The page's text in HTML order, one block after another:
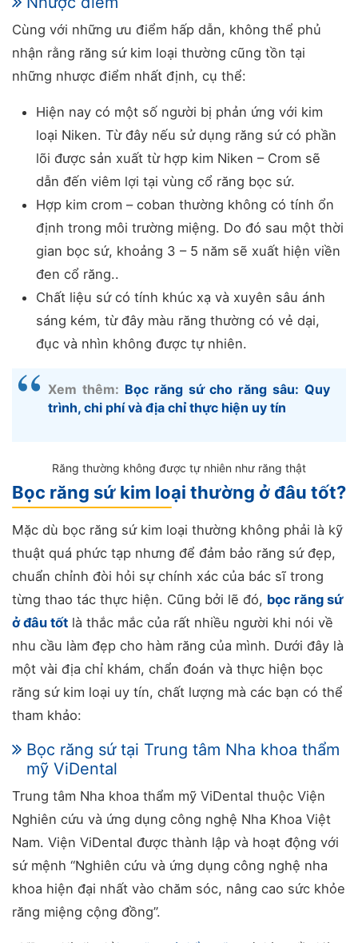
Cùng với những ưu điểm hấp dẫn, không thể phủ
nhận rằng răng sứ kim loại thường cũng tồn tại
những nhược điểm nhất định, cụ thể:
Hiện nay có một số người bị phản ứng với kim
loại Niken. Từ đây nếu sử dụng răng sứ có phần
lõi được sản xuất từ hợp kim Niken – Crom sẽ
dẫn đến viêm lợi tại vùng cổ răng bọc sứ.
Hợp kim crom – coban thường không có tính ổn
định trong môi trường miệng. Do đó sau một thời
gian bọc sứ, khoảng 3 – 5 năm sẽ xuất hiện viền
đen cổ răng..
Chất liệu sứ có tính khúc xạ và xuyên sâu ánh
sáng kém, từ đây màu răng thường có vẻ dại,
đục và nhìn không được tự nhiên.
Xem thêm: Bọc răng sứ cho răng sâu: Quy
trình, chi phí và địa chỉ thực hiện uy tín
Răng thường không được tự nhiên như răng thật
Bọc răng sứ kim loại thường ở đâu tốt?
Mặc dù bọc răng sứ kim loại thường không phải là kỹ
thuật quá phức tạp nhưng để đảm bảo răng sứ đẹp,
chuẩn chỉnh đòi hỏi sự chính xác của bác sĩ trong
từng thao tác thực hiện. Cũng bởi lẽ đó, bọc răng sứ
ở đâu tốt là thắc mắc của rất nhiều người khi nói về
nhu cầu làm đẹp cho hàm răng của mình. Dưới đây là
một vài địa chỉ khám, chẩn đoán và thực hiện bọc
răng sứ kim loại uy tín, chất lượng mà các bạn có thể
tham khảo:
Bọc răng sứ tại Trung tâm Nha khoa thẩm
mỹ ViDental
Trung tâm Nha khoa thẩm mỹ ViDental thuộc Viện
Nghiên cứu và ứng dụng công nghệ Nha Khoa Việt
Nam. Viện ViDental được thành lập và hoạt động với
sứ mệnh “Nghiên cứu và ứng dụng công nghệ nha
khoa hiện đại nhất vào chăm sóc, nâng cao sức khỏe
răng miệng cộng đồng”.